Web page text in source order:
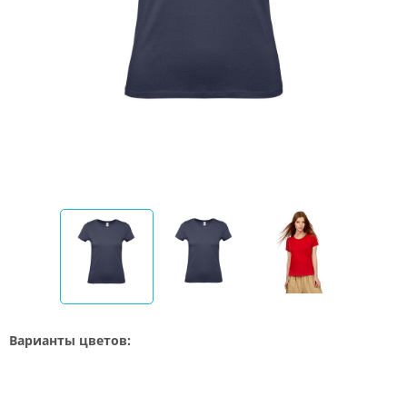
Варианты цветов: